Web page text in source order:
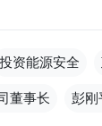
投资能源安全
董事长 彭刚